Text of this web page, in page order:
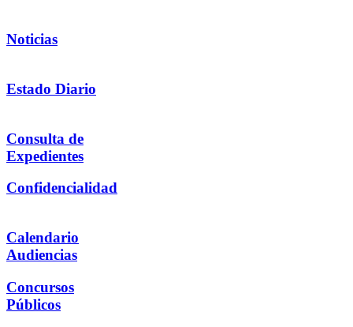
Noticias
Estado Diario
Consulta de
Expedientes
Confidencialidad
Calendario
Audiencias
Concursos
Públicos